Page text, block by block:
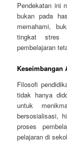
Pendekatan ini
bukan pada
memahami,
tingkat stres
pembelajaran
Keseimbangan
Filosofi
tidak hanya
untuk
bersosialisasi,
proses
pelajaran di